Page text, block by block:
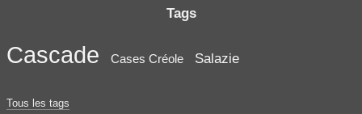
Tags
Cascade Cases Créole Salazie
Tous les tags